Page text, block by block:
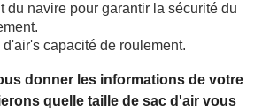
du navire pour garantir la sécurité du
d'air's capacité de roulement.
donner les informations de votre
quelle taille de sac d'air vous